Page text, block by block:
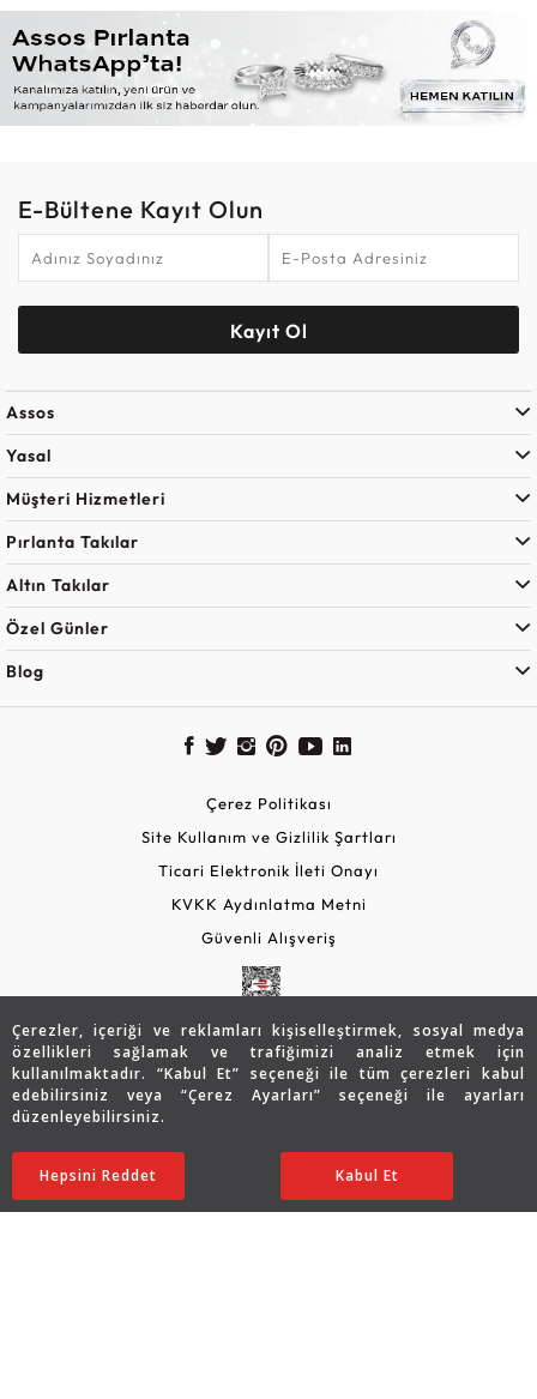
Çerezler, içeriği ve reklamları kişiselleştirmek, sosyal medya
özellikleri sağlamak ve trafiğimizi analiz etmek için
kullanılmaktadır. “Kabul Et” seçeneği ile tüm çerezleri kabul
edebilirsiniz veya “Çerez Ayarları” seçeneği ile ayarları
düzenleyebilirsiniz.
Ayarları Düzenle
Hepsini Reddet Kabul Et
70.953 TL
35.477TL SATIN ALIN
E-Bültene Kayıt Olun
Kayıt Ol
Assos
Yasal
Müşteri Hizmetleri
Pırlanta Takılar
Altın Takılar
Özel Günler
Blog
Çerez Politikası
Site Kullanım ve Gizlilik Şartları
Ticari Elektronik İleti Onayı
KVKK Aydınlatma Metni
Güvenli Alışveriş
Copyright © 2026 Assos Pırlanta - Bu sitenin tüm hakları